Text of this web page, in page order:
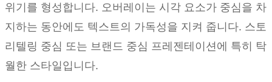
위기를 형성합니다. 오버레이는 시각 요소가 중심을 차
지하는 동안에도 텍스트의 가독성을 지켜 줍니다. 스토
리텔링 중심 또는 브랜드 중심 프레젠테이션에 특히 탁
월한 스타일입니다.